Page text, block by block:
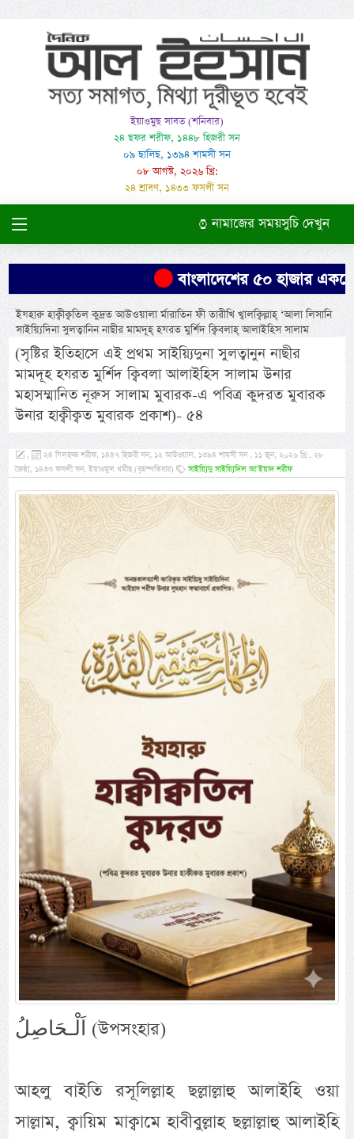
ইয়াওমুছ সাবত (শনিবার)
২৪ ছফর শরীফ, ১৪৪৮ হিজরী সন
০৯ ছালিছ, ১৩৯৪ শামসী সন
০৮ আগস্ট, ২০২৬ খ্রি:
২৪ শ্রাবণ, ১৪৩৩ ফসলী সন
নামাজের সময়সুচি দেখুন
বাংলাদেশের ৫০ হাজার একরের
ইযহারু হাক্বীক্বতিল কুদ্রত আউওয়ালা র্মারাতিন ফী তারীখি খ্বালক্বিল্লাহ্ ‘আলা লিসানি
সাইয়্যিদিনা সুলত্বানিন নাছীর মামদূহ্ হযরত মুর্শিদ ক্বিবলাহ্ আলাইহিস সালাম
(সৃষ্টির ইতিহাসে এই প্রথম সাইয়্যিদুনা সুলত্বানুন নাছীর
মামদূহ হযরত মুর্শিদ ক্বিবলা আলাইহিস সালাম উনার
মহাসম্মানিত নূরুস সালাম মুবারক-এ পবিত্র কুদরত মুবারক
উনার হাক্বীক্বত মুবারক প্রকাশ)- ৫৪
,
২৪ যিলহজ্জ শরীফ, ১৪৪৭ হিজরী সন, ১২ আউওয়াল, ১৩৯৪ শামসী সন , ১১ জুন, ২০২৬ খ্রি:, ২৮
জৈষ্ঠ্য, ১৪৩৩ ফসলী সন, ইয়াওমুল খমীছ (বৃহস্পতিবার)
সাইয়্যিদু সাইয়্যিদিল আ’ইয়াদ শরীফ
اَلْـحَاصِلُ (উপসংহার)
আহলু বাইতি রসূলিল্লাহ ছল্লাল্লাহু আলাইহি ওয়া
সাল্লাম, ক্বায়িম মাক্বামে হাবীবুল্লাহ ছল্লাল্লাহু আলাইহি